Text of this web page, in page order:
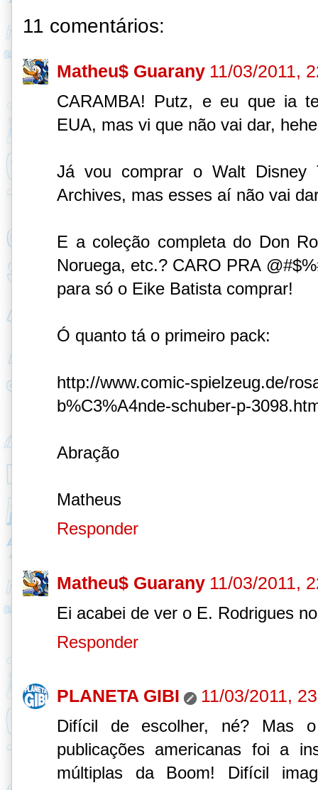
11 comentários:
Matheu$ Guarany 11/03/2011,
CARAMBA! Putz, e eu que ia
EUA, mas vi que não vai dar, hehe
Já vou comprar o Walt Disney
Archives, mas esses aí não vai
E a coleção completa do Don
Noruega, etc.? CARO PRA
para só o Eike Batista comprar!
Ó quanto tá o primeiro pack:
http://www.comic-spielzeug.de/
b%C3%A4nde-schuber-p-
Abração
Matheus
Responder
Matheu$ Guarany 11/03/2011,
Ei acabei de ver o E. Rodrigues
Responder
PLANETA GIBI 11/03/2011,
Difícil de escolher, né? Mas
publicações americanas foi a
múltiplas da Boom! Difícil